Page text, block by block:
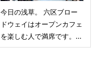
今日の浅草。 六区ブロー
ドウェイはオープンカフェ
を楽しむ人で満席です。...